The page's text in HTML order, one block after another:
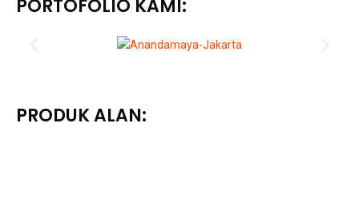
PORTOFOLIO KAMI:
PRODUK ALAN: